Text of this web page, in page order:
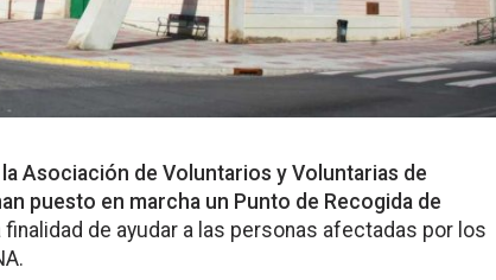
Asociación de Voluntarios y Voluntarias de
puesto en marcha un Punto de Recogida de
finalidad de ayudar a las personas afectadas por los